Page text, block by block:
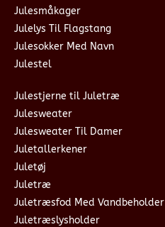
Julesmåkager
Julelys Til Flagstang
Julesokker Med Navn
Julestel
Julestjerne til Juletræ
Julesweater
Julesweater Til Damer
Juletallerkener
Juletøj
Juletræ
Juletræsfod Med Vandbeholder
Juletræslysholder